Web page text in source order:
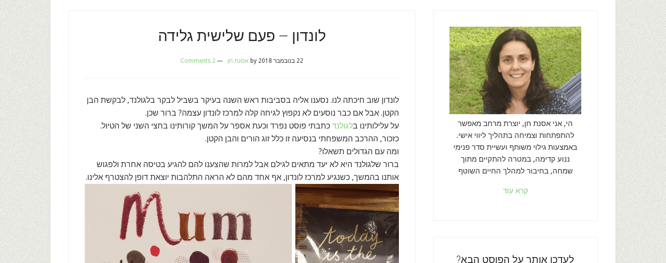
לונדון – פעם שלישית גלידה
22 בנובמבר 2018 אסנת חן 2 Comments
לונדון שוב חיכתה לנו. נסענו אליה בסביבות ראש השנה בעיקר בשביל לבקר בלגולנד, לבקשת הבן
הקטן. אבל אם כבר נוסעים לא נקפוץ לגיחה קלה למרכז לונדון עצמה? ברור שכן.
על עלילותינו בלגולנד כתבתי פוסט נפרד וכעת אספר על המשך קורותינו בחצי השני של הטיול.
כזכור, ההרכב המשפחתי בנסיעה זו כלל זוג הורים והבן הקטן.
ומה עם הגדולים תשאלו?
ברור שלגולנד היא לא יעד מתאים לגילם אבל למרות שהצענו להם להגיע בטיסה אחרת ולפגוש
אותנו בהמשך, כשנגיע למרכז לונדון, אף אחד מהם לא הראה התלהבות יוצאת דופן להצטרף אלינו.
הי, אני אסנת חן, יוצרת מרחב מאפשר
להתפתחות וצמיחה בתהליך ליווי אישי.
באמצעות גילוי משותף ועשיית סדר פנימי
ננוע קדימה, במטרה להתקיים מתוך
שמחה, בחיבור למהלך החיים השוטף
קרא עוד
לעדכן אותך על הפוסט הבא?